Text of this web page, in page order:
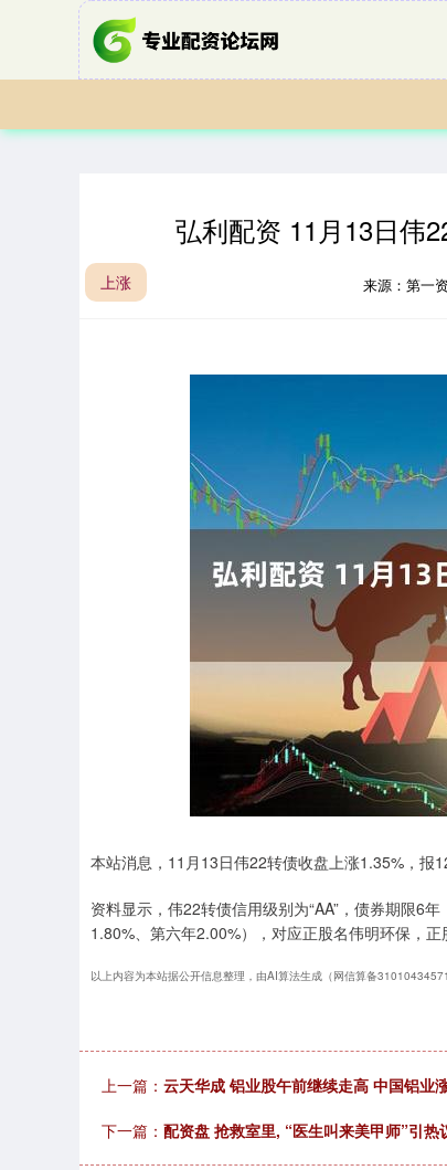
弘利配资 11月13日伟
上涨 来源：第一
本站消息，11月13日伟22转债收盘上涨1.35%，报
资料显示，伟22转债信用级别为“AA”，债券期限6
1.80%、第六年2.00%），对应正股名伟明环保，
以上内容为本站据公开信息整理，由AI算法生成（网信算备
上一篇： 云天华成 铝业股午前继续走高 中国铝业
下一篇： 配资盘 抢救室里, “医生叫来美甲师”引热
深证成指 14311.01 200.89